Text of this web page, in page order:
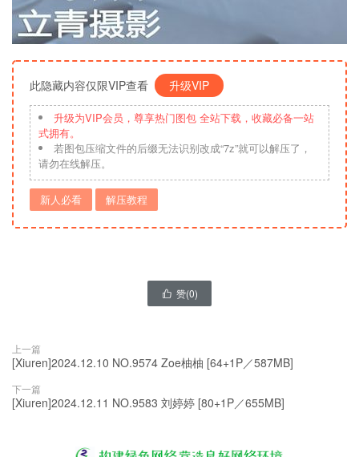
此隐藏内容仅限VIP查看 升级VIP
升级为VIP会员，尊享热门图包 全站下载，收藏必备一站
式拥有。
若图包压缩文件的后缀无法识别改成“7z”就可以解压了，
请勿在线解压。
新人必看 解压教程
 赞(0)
上一篇
[Xiuren]2024.12.10 NO.9574 Zoe柚柚 [64+1P／587MB]
下一篇
[Xiuren]2024.12.11 NO.9583 刘婷婷 [80+1P／655MB]